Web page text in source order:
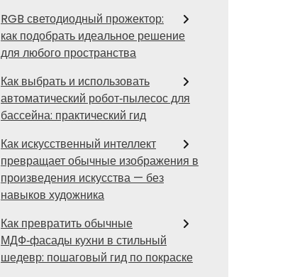
RGB светодиодный прожектор:
как подобрать идеальное решение
для любого пространства
Как выбрать и использовать
автоматический робот‑пылесос для
бассейна: практический гид
Как искусственный интеллект
превращает обычные изображения в
произведения искусства — без
навыков художника
Как превратить обычные
МДФ‑фасады кухни в стильный
шедевр: пошаговый гид по покраске